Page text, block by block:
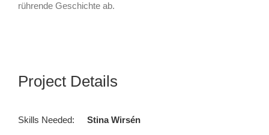
rührende Geschichte ab.
Project Details
Skills Needed: Stina Wirsén